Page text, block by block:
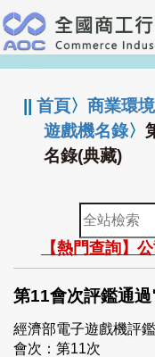
跳
到
主
要
:::
||首頁〉商業環境
遊戲機名錄〉
名錄(典藏)
全
站
檢
索
【熱門查詢】
第11會次評鑑通
經濟部電子遊戲機評
會次：第11次